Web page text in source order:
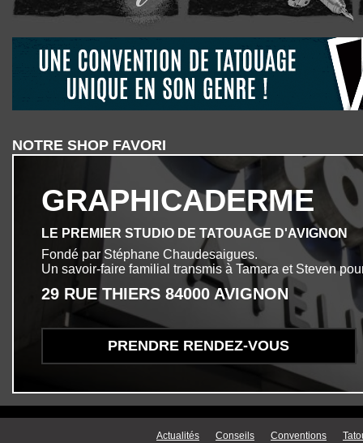
NOTRE SHOP FAVORI
GRAPHICADERME
LE PREMIER STUDIO DE TATOUAGE D'AVIGNON
Fondé par Stéphane Chaudesaigues.
Un savoir-faire familial transmis à Tamara et Steven
29 RUE THIERS 84000 AVIGNON
PRENDRE RENDEZ-VOUS
Menu secondaire
Actualités Conseils Conventions